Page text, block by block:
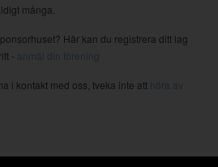
många.
Här kan du registrera ditt lag
-
anmäl din förening
i kontakt med oss, tveka inte att höra av